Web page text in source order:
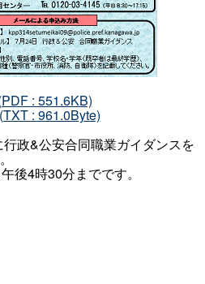
: 551.6KB)
: 961.0Byte)
政&公安合同職業ガイダンスを
後4時30分までです。